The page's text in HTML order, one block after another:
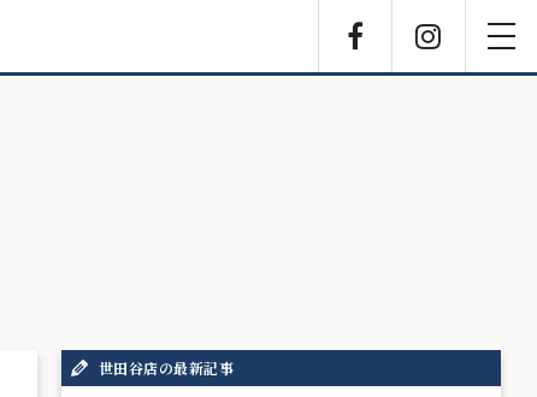
世田谷店の最新記事